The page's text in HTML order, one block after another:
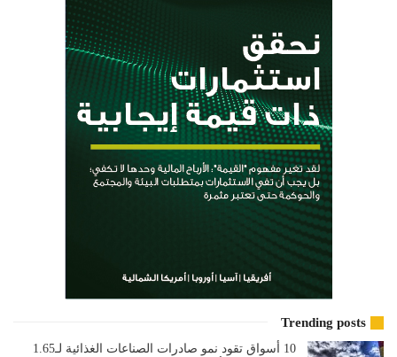
Trending posts
10 أسواق تقود نمو صادرات الصناعات الغذائية لـ1.65